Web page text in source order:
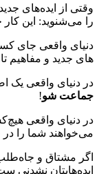
وقتی از ایده‌های
را می‌شنوید: این
دنیای واقعی جای
های جدید و مفاهیم
در دنیای واقعی یک
جماعت شو!
در دنیای واقعی
می‌خواهند شما را
اگر مشتاق و
ایده‌هایتان نشدنی